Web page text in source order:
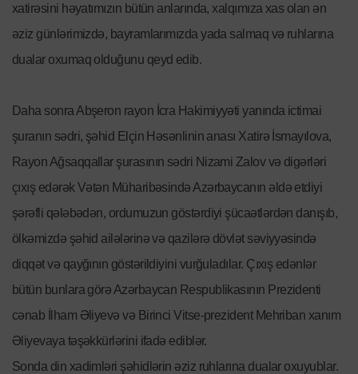
xatirəsini həyatımızın bütün anlarında, xalqımıza xas olan ən
əziz günlərimizdə, bayramlarımızda yada salmaq və ruhlarına
dualar oxumaq olduğunu qeyd edib.
Daha sonra Abşeron rayon İcra Hakimiyyəti yanında ictimai
şuranın sədri, şəhid Elçin Həsənlinin anası Xatirə İsmayılova,
Rayon Ağsaqqallar şurasının sədri Nizami Zalov və digərləri
çıxış edərək Vətən Müharibəsində Azərbaycanın əldə etdiyi
şərəfli qələbədən, ordumuzun göstərdiyi şücaətlərdən danışıb,
ölkəmizdə şəhid ailələrinə və qazilərə dövlət səviyyəsində
diqqət və qayğının göstərildiyini vurğuladılar. Çıxış edənlər
bütün bunlara görə Azərbaycan Respublikasının Prezidenti
cənab İlham Əliyevə və Birinci Vitse-prezident Mehriban xanım
Əliyevaya təşəkkürlərini ifadə ediblər.
Sonda din xadimləri şəhidlərin əziz ruhlarına dualar oxuyublar.